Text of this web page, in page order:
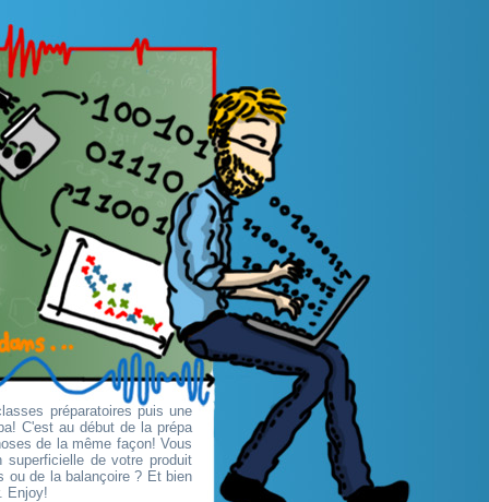
préparatoires puis une
C'est au début de la prépa
de la même façon! Vous
de votre produit
ou de la balançoire ? Et bien
Enjoy!